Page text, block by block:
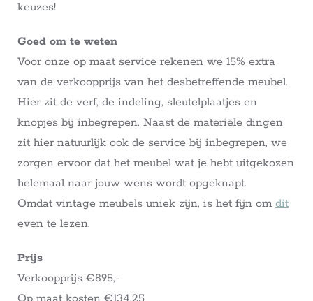
keuzes!
Goed om te weten
Voor onze op maat service rekenen we 15% extra
van de verkoopprijs van het desbetreffende meubel.
Hier zit de verf, de indeling, sleutelplaatjes en
knopjes bij inbegrepen. Naast de materiële dingen
zit hier natuurlijk ook de service bij inbegrepen, we
zorgen ervoor dat het meubel wat je hebt uitgekozen
helemaal naar jouw wens wordt opgeknapt.
Omdat vintage meubels uniek zijn, is het fijn om dit
even te lezen.
Prijs
Verkoopprijs €895,-